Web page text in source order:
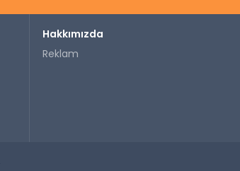
Hakkımızda
Reklam